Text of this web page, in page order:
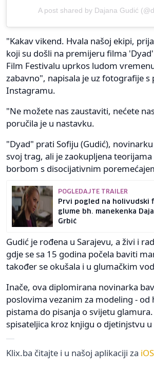
A post shared by Dajana Gudić
"Kakav vikend. Hvala našoj ekipi,
koji su došli na premijeru filma
Film Festivalu uprkos ludom
zabavno", napisala je uz fotografije s
Instagramu.
"Ne možete nas zaustaviti, nećete
poručila je u nastavku.
"Dyad" prati Sofiju (Gudić),
svoj trag, ali je zaokupljena
borbom s disocijativnim
POGLEDAJTE TRAILER
Prvi pogled na holivudski
glume bh. manekenka
Grbić
Gudić je rođena u Sarajevu, a živi i
gdje se sa 15 godina počela baviti
također se okušala i u glumačkim
Inače, ova diplomirana novinarka
poslovima vezanim za modeling -
pistama do pisanja o svijetu
spisateljica kroz knjigu o djetinjstvu u
Klix.ba čitajte i u našoj aplikaciji za iOS